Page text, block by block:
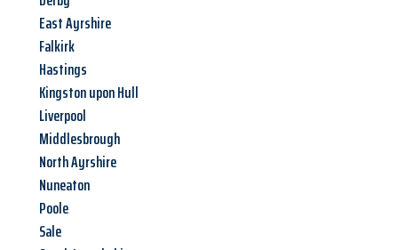
East Ayrshire
Falkirk
Hastings
Kingston upon Hull
Liverpool
Middlesbrough
North Ayrshire
Nuneaton
Poole
Sale